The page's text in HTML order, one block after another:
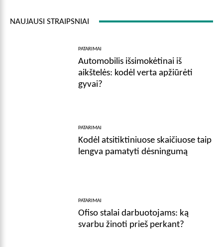
NAUJAUSI STRAIPSNIAI
PATARIMAI
Automobilis išsimokėtinai iš
aikštelės: kodėl verta apžiūrėti
gyvai?
PATARIMAI
Kodėl atsitiktiniuose skaičiuose taip
lengva pamatyti dėsningumą
PATARIMAI
Ofiso stalai darbuotojams: ką
svarbu žinoti prieš perkant?